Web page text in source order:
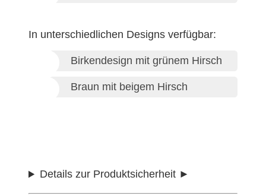
In unterschiedlichen Designs verfügbar:
Birkendesign mit grünem Hirsch
Braun mit beigem Hirsch
Details zur Produktsicherheit